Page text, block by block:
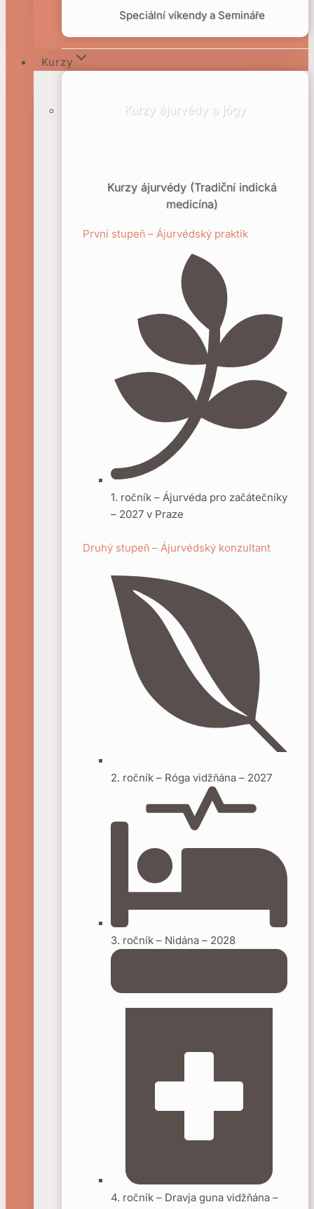
Speciální víkendy a Semináře
Kurzy
Kurzy ájurvédy a jógy
Kurzy ájurvédy (Tradiční indická
medicína)
První stupeň – Ájurvédský praktik
1. ročník – Ájurvéda pro začátečníky
– 2027 v Praze
Druhý stupeň – Ájurvédský konzultant
2. ročník – Róga vidžňána – 2027
3. ročník – Nidána – 2028
4. ročník – Dravja guna vidžňána –